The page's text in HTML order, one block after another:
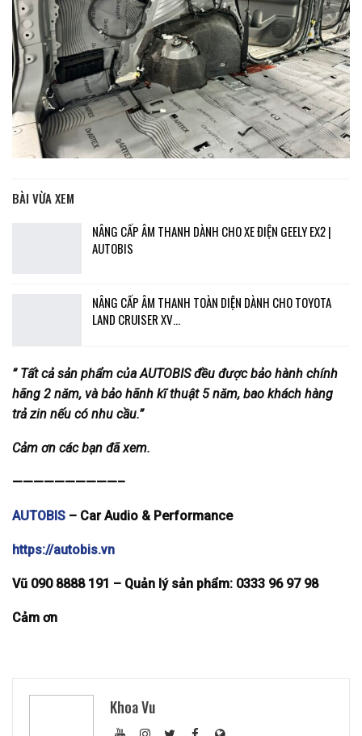
BÀI VỪA XEM
NÂNG CẤP ÂM THANH DÀNH CHO XE ĐIỆN GEELY EX2 |
AUTOBIS
NÂNG CẤP ÂM THANH TOÀN DIỆN DÀNH CHO TOYOTA
LAND CRUISER XV…
” Tất cả sản phẩm của AUTOBIS đều được bảo hành chính
hãng 2 năm, và bảo hãnh kĩ thuật 5 năm, bao khách hàng
trả zin nếu có nhu cầu.”
Cảm ơn các bạn đã xem.
——————————–
AUTOBIS – Car Audio & Performance
https://autobis.vn
Vũ 090 8888 191 – Quản lý sản phẩm: 0333 96 97 98
Cảm ơn
Khoa Vu